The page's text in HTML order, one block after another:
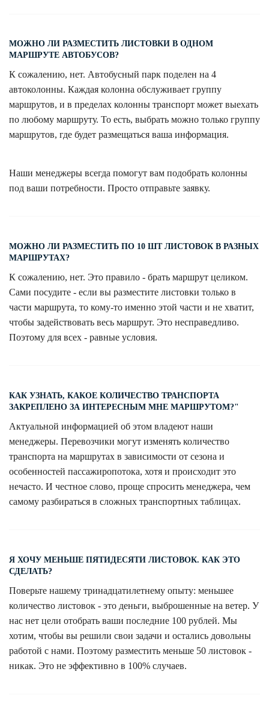
МОЖНО ЛИ РАЗМЕСТИТЬ ЛИСТОВКИ В ОДНОМ
МАРШРУТЕ АВТОБУСОВ?
К сожалению, нет. Автобусный парк поделен на 4
автоколонны. Каждая колонна обслуживает группу
маршрутов, и в пределах колонны транспорт может выехать
по любому маршруту. То есть, выбрать можно только группу
маршрутов, где будет размещаться ваша информация.
Наши менеджеры всегда помогут вам подобрать колонны
под ваши потребности. Просто отправьте заявку.
МОЖНО ЛИ РАЗМЕСТИТЬ ПО 10 ШТ ЛИСТОВОК В РАЗНЫХ
МАРШРУТАХ?
К сожалению, нет. Это правило - брать маршрут целиком.
Сами посудите - если вы разместите листовки только в
части маршрута, то кому-то именно этой части и не хватит,
чтобы задействовать весь маршрут. Это несправедливо.
Поэтому для всех - равные условия.
КАК УЗНАТЬ, КАКОЕ КОЛИЧЕСТВО ТРАНСПОРТА
ЗАКРЕПЛЕНО ЗА ИНТЕРЕСНЫМ МНЕ МАРШРУТОМ?"
Актуальной информацией об этом владеют наши
менеджеры. Перевозчики могут изменять количество
транспорта на маршрутах в зависимости от сезона и
особенностей пассажиропотока, хотя и происходит это
нечасто. И честное слово, проще спросить менеджера, чем
самому разбираться в сложных транспортных таблицах.
Я ХОЧУ МЕНЬШЕ ПЯТИДЕСЯТИ ЛИСТОВОК. КАК ЭТО
СДЕЛАТЬ?
Поверьте нашему тринадцатилетнему опыту: меньшее
количество листовок - это деньги, выброшенные на ветер. У
нас нет цели отобрать ваши последние 100 рублей. Мы
хотим, чтобы вы решили свои задачи и остались довольны
работой с нами. Поэтому разместить меньше 50 листовок -
никак. Это не эффективно в 100% случаев.